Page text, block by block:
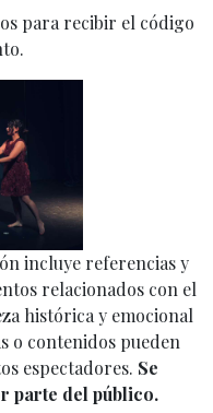
para recibir el código
incluye referencias y
relacionados con el
histórica y emocional
o contenidos pueden
espectadores. Se
parte del público.